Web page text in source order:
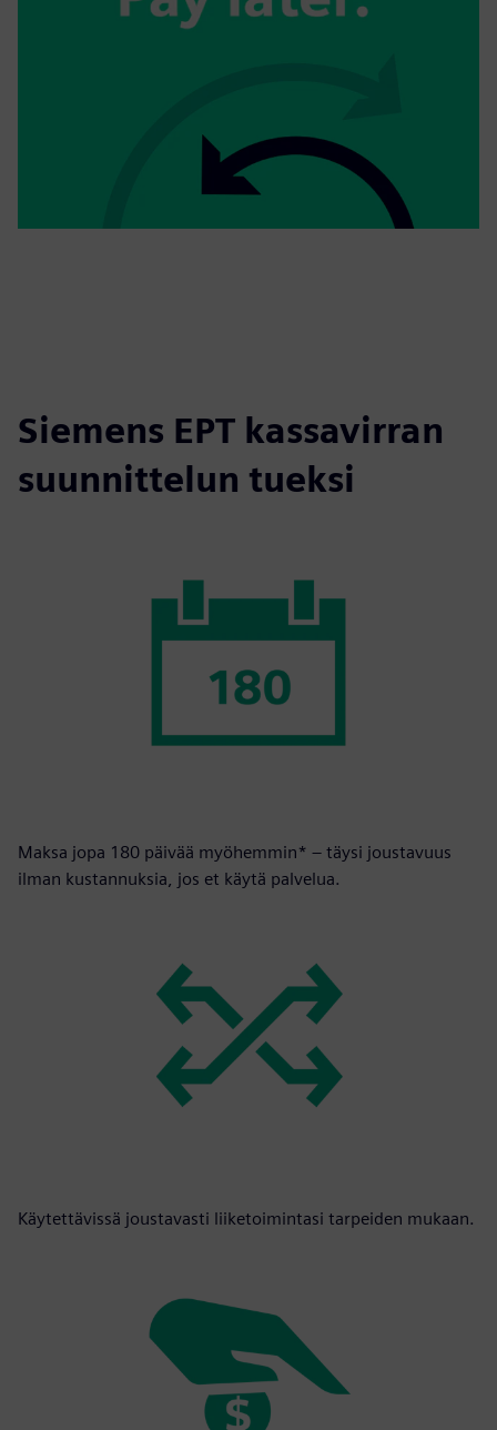
Siemens EPT kassavirran
suunnittelun tueksi
Maksa jopa 180 päivää myöhemmin* – täysi joustavuus
ilman kustannuksia, jos et käytä palvelua.
Käytettävissä joustavasti liiketoimintasi tarpeiden mukaan.